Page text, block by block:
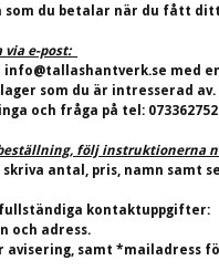
som du betalar när du fått
via e-post:
info@tallashantverk.se med
som du är intresserad av.
och fråga på tel:
följ instruktionerna
skriva antal, pris, namn samt
fullständiga kontaktuppgifter:
och adress.
avisering, samt *mailadress